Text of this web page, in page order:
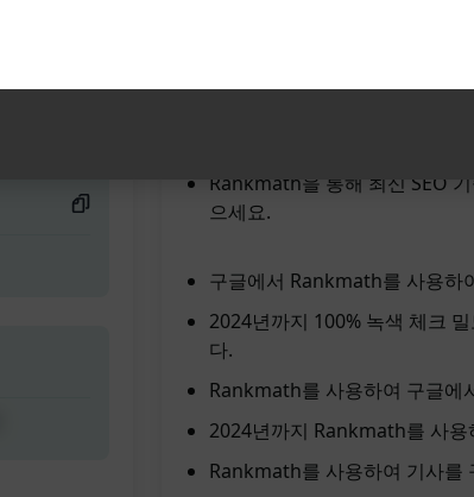
Rankmath을 사용하여 기사
2024년에는 100% 초록색
SEO를 향상하여 Google 순위
Rankmath을 통해 최신 SEO
으세요.
구글에서 Rankmath를 사용하
2024년까지 100% 녹색 체크
다.
Rankmath를 사용하여 구글에
2024년까지 Rankmath를 사용
Rankmath를 사용하여 기사를